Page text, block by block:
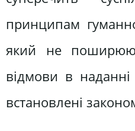
принципам
який не
відмови в
встановлені